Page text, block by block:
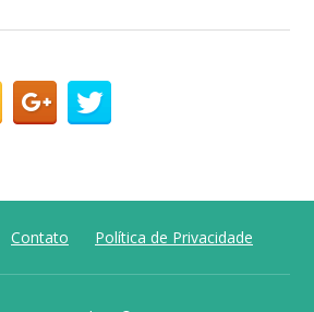
Contato Política de Privacidade